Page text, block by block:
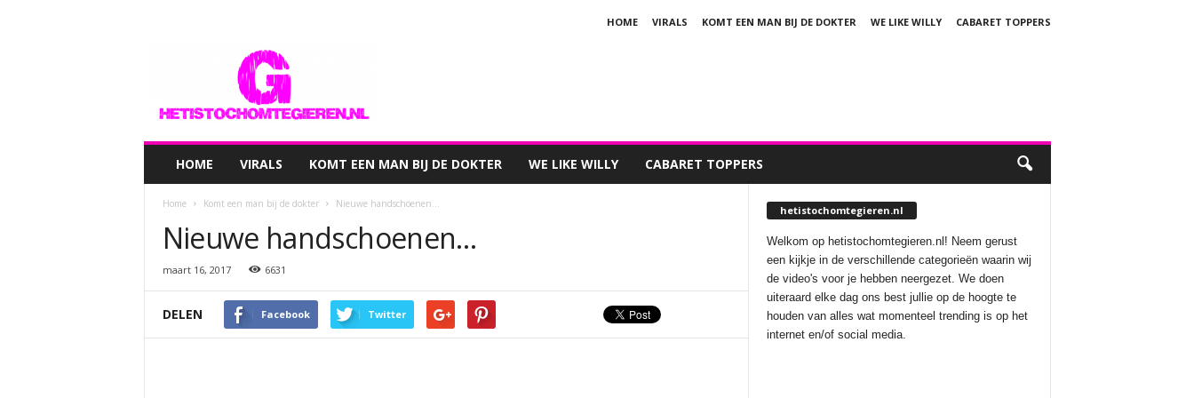
HOME VIRALS KOMT EEN MAN BIJ DE DOKTER WE LIKE WILLY
CABARET TOPPERS
HOME VIRALS KOMT EEN MAN BIJ DE DOKTER WE LIKE WILLY CABARET TOPPERS
Home Komt een man bij de dokter Nieuwe handschoenen…
Nieuwe handschoenen…
maart 16, 2017 6631
DELEN Facebook Twitter
hetistochomtegieren.nl
Welkom op hetistochomtegieren.nl! Neem gerust
een kijkje in de verschillende categorieën waarin wij
de video's voor je hebben neergezet. We doen
uiteraard elke dag ons best jullie op de hoogte te
houden van alles wat momenteel trending is op het
internet en/of social media.